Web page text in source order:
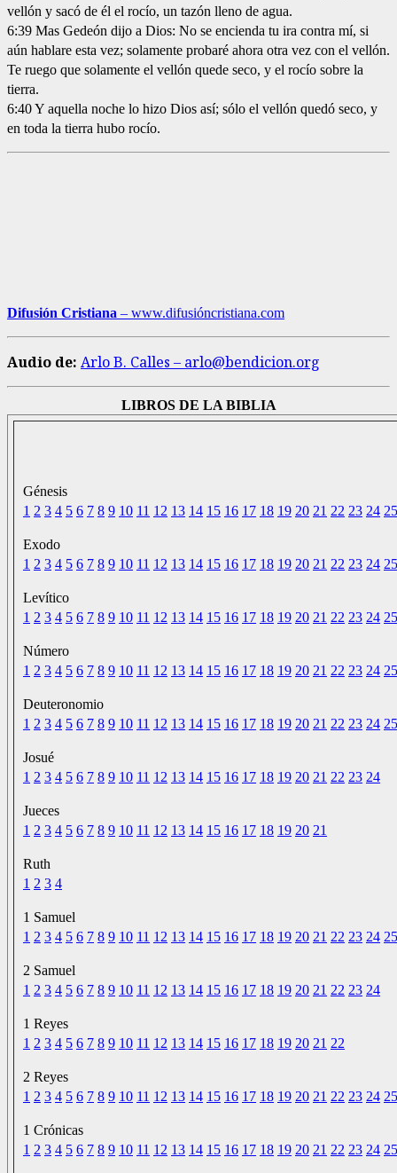
vellón y sacó de él el rocío, un tazón lleno de agua.
6:39 Mas Gedeón dijo a Dios: No se encienda tu ira contra mí, si
aún hablare esta vez; solamente probaré ahora otra vez con el vellón.
Te ruego que solamente el vellón quede seco, y el rocío sobre la
tierra.
6:40 Y aquella noche lo hizo Dios así; sólo el vellón quedó seco, y
en toda la tierra hubo rocío.
Difusión Cristiana – www.difusióncristiana.com
Audio de: Arlo B. Calles – arlo@bendicion.org
LIBROS DE LA BIBLIA
Génesis
1 2 3 4 5 6 7 8 9 10 11 12 13 14 15 16 17 18 19 20 21 22 23 24 25
Exodo
1 2 3 4 5 6 7 8 9 10 11 12 13 14 15 16 17 18 19 20 21 22 23 24 25
Levítico
1 2 3 4 5 6 7 8 9 10 11 12 13 14 15 16 17 18 19 20 21 22 23 24 25
Número
1 2 3 4 5 6 7 8 9 10 11 12 13 14 15 16 17 18 19 20 21 22 23 24 25
Deuteronomio
1 2 3 4 5 6 7 8 9 10 11 12 13 14 15 16 17 18 19 20 21 22 23 24 25
Josué
1 2 3 4 5 6 7 8 9 10 11 12 13 14 15 16 17 18 19 20 21 22 23 24
Jueces
1 2 3 4 5 6 7 8 9 10 11 12 13 14 15 16 17 18 19 20 21
Ruth
1 2 3 4
1 Samuel
1 2 3 4 5 6 7 8 9 10 11 12 13 14 15 16 17 18 19 20 21 22 23 24 25
2 Samuel
1 2 3 4 5 6 7 8 9 10 11 12 13 14 15 16 17 18 19 20 21 22 23 24
1 Reyes
1 2 3 4 5 6 7 8 9 10 11 12 13 14 15 16 17 18 19 20 21 22
2 Reyes
1 2 3 4 5 6 7 8 9 10 11 12 13 14 15 16 17 18 19 20 21 22 23 24 25
1 Crónicas
1 2 3 4 5 6 7 8 9 10 11 12 13 14 15 16 17 18 19 20 21 22 23 24 25